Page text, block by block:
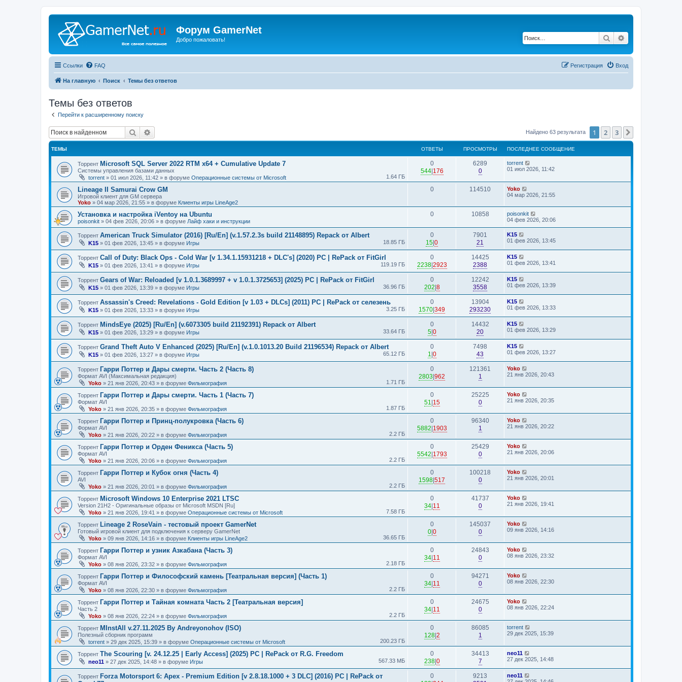
Форум GamerNet
Добро пожаловать! Поиск
Ссылки FAQ Вход
Регистрация
На главную Поиск Темы без ответов
Темы без ответов
Перейти к расширенному поиску
Поиск Найдено 63 результата 1 2 3
ТЕМЫ ОТВЕТЫ ПРОСМОТРЫ ПОСЛЕДНЕЕ СООБЩЕНИЕ
Торрент Microsoft SQL Server 2022 RTM x64 + Cumulative Update 7
Системы управления базами данных
torrent » 01 июл 2026, 11:42 » в форуме Операционные системы от Microsoft 1.64 ГБ
0
544| 176
6289
0
torrent
01 июл 2026, 11:42
Lineage II Samurai Crow GM
Игровой клиент для GM сервера
Yoko » 04 мар 2026, 21:55 » в форуме Клиенты игры LineAge2
0 114510
Yoko
04 мар 2026, 21:55
Установка и настройка iVentoy на Ubuntu
poisonkit » 04 фев 2026, 20:06 » в форуме Лайф хаки и инструкции
0 10858
poisonkit
04 фев 2026, 20:06
Торрент American Truck Simulator (2016) [Ru/En] (v.1.57.2.3s build 21148895) Repack от Albert
K15 » 01 фев 2026, 13:45 » в форуме Игры 18.85 ГБ
0
15 0
7901
21
K15
01 фев 2026, 13:45
Торрент Call of Duty: Black Ops - Cold War [v 1.34.1.15931218 + DLC's] (2020) PC | RePack от FitGirl
K15 » 01 фев 2026, 13:41 » в форуме Игры 119.19 ГБ
0
2238| 2923
14425
2388
K15
01 фев 2026, 13:41
Торрент Gears of War: Reloaded [v 1.0.1.3689997 + v 1.0.1.3725653] (2025) PC | RePack от FitGirl
K15 » 01 фев 2026, 13:39 » в форуме Игры 36.96 ГБ
0
202 8
12242
3558
K15
01 фев 2026, 13:39
Торрент Assassin's Creed: Revelations - Gold Edition [v 1.03 + DLCs] (2011) PC | RePack от селезень
K15 » 01 фев 2026, 13:33 » в форуме Игры 3.25 ГБ
0
1570 349
13904
293230
K15
01 фев 2026, 13:33
Торрент MindsEye (2025) [Ru/En] (v.6073305 build 21192391) Repack от Albert
K15 » 01 фев 2026, 13:29 » в форуме Игры 33.64 ГБ
0
5| 0
14432
20
K15
01 фев 2026, 13:29
Торрент Grand Theft Auto V Enhanced (2025) [Ru/En] (v.1.0.1013.20 Build 21196534) Repack от Albert
K15 » 01 фев 2026, 13:27 » в форуме Игры 65.12 ГБ
0
1 0
7498
43
K15
01 фев 2026, 13:27
Торрент Гарри Поттер и Дары смерти. Часть 2 (Часть 8)
Формат AVI (Максимальная редакция)
Yoko » 21 янв 2026, 20:43 » в форуме Фильмография 1.71 ГБ
0
2803 962
121361
1
Yoko
21 янв 2026, 20:43
Торрент Гарри Поттер и Дары смерти. Часть 1 (Часть 7)
Формат AVI
Yoko » 21 янв 2026, 20:35 » в форуме Фильмография 1.87 ГБ
0
51 15
25225
0
Yoko
21 янв 2026, 20:35
Торрент Гарри Поттер и Принц-полукровка (Часть 6)
Формат AVI
Yoko » 21 янв 2026, 20:22 » в форуме Фильмография 2.2 ГБ
0
5882 1903
96340
1
Yoko
21 янв 2026, 20:22
Торрент Гарри Поттер и Орден Феникса (Часть 5)
Формат AVI
Yoko » 21 янв 2026, 20:06 » в форуме Фильмография 2.2 ГБ
0
5542 1793
25429
0
Yoko
21 янв 2026, 20:06
Торрент Гарри Поттер и Кубок огня (Часть 4)
AVI
Yoko » 21 янв 2026, 20:01 » в форуме Фильмография 2.2 ГБ
0
1598 517
100218
0
Yoko
21 янв 2026, 20:01
Торрент Microsoft Windows 10 Enterprise 2021 LTSC
Version 21H2 - Оригинальные образы от Microsoft MSDN [Ru]
Yoko » 21 янв 2026, 19:41 » в форуме Операционные системы от Microsoft 7.58 ГБ
0
34| 11
41737
0
Yoko
21 янв 2026, 19:41
Торрент Lineage 2 RoseVain - тестовый проект GamerNet
Готовый игровой клиент для подключения к серверу GamerNet
Yoko » 09 янв 2026, 14:16 » в форуме Клиенты игры LineAge2 36.65 ГБ
0
0| 0
145037
0
Yoko
09 янв 2026, 14:16
Торрент Гарри Поттер и узник Азкабана (Часть 3)
Формат AVI
Yoko » 08 янв 2026, 23:32 » в форуме Фильмография 2.18 ГБ
0
34| 11
24843
0
Yoko
08 янв 2026, 23:32
Торрент Гарри Поттер и Философский камень [Театральная версия] (Часть 1)
Формат AVI
Yoko » 08 янв 2026, 22:30 » в форуме Фильмография 2.2 ГБ
0
34| 11
94271
0
Yoko
08 янв 2026, 22:30
Торрент Гарри Поттер и Тайная комната Часть 2 [Театральная версия]
Часть 2
Yoko » 08 янв 2026, 22:24 » в форуме Фильмография 2.2 ГБ
0
34| 11
24675
0
Yoko
08 янв 2026, 22:24
Торрент MInstAll v.27.11.2025 By Andreyonohov (ISO)
Полезный сборник программ
torrent » 29 дек 2025, 15:39 » в форуме Операционные системы от Microsoft 200.23 ГБ
0
128| 2
86085
1
torrent
29 дек 2025, 15:39
Торрент The Scouring [v. 24.12.25 | Early Access] (2025) PC | RePack от R.G. Freedom
neo11 » 27 дек 2025, 14:48 » в форуме Игры 567.33 МБ
0
238| 0
34413
7
neo11
27 дек 2025, 14:48
Торрент Forza Motorsport 6: Apex - Premium Edition [v 2.8.18.1000 + 3 DLC] (2016) PC | RePack от
0
9213
neo11